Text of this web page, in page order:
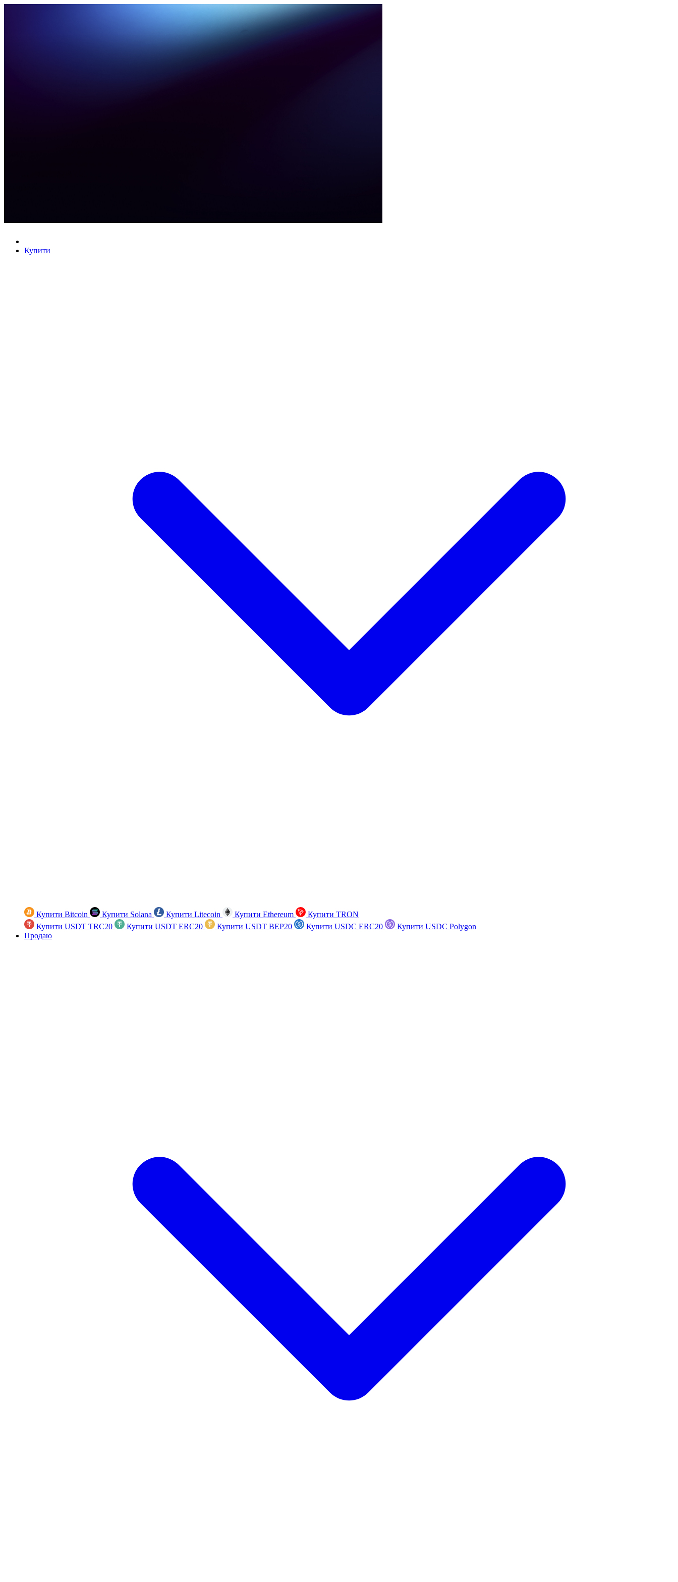
Купити
Купити Bitcoin Купити Solana Купити Litecoin Купити Ethereum
Купити TRON
Купити USDT TRC20
Купити USDT ERC20 Купити USDT BEP20 Купити USDC ERC20
Купити USDC Polygon
Продаю